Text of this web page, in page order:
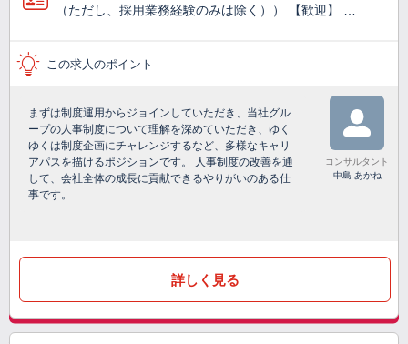
（ただし、採用業務経験のみは除く）） 【歓迎】 …
この求人のポイント
まずは制度運用からジョインしていただき、当社グル
ープの人事制度について理解を深めていただき、ゆく
ゆくは制度企画にチャレンジするなど、多様なキャリ
アパスを描けるポジションです。 人事制度の改善を通
して、会社全体の成長に貢献できるやりがいのある仕
事です。
コンサルタント
中島 あかね
詳しく見る